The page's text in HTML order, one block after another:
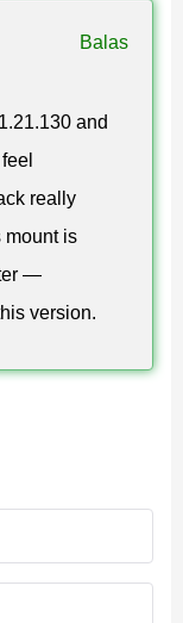
and
really
mount is
—
version.
Balas